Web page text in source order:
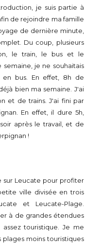
je suis partie à
de rejoindre ma famille
de dernière minute,
Du coup, plusieurs
le train, le bus et le
je ne souhaitais
en bus. En effet, 8h de
bien ma semaine. J'ai
et de trains. J'ai fini par
En effet, il dure 5h,
après le travail, et de
!
sur Leucate pour profiter
ville divisée en trois
et Leucate-Plage.
à de grandes étendues
touristique. Je me
plages moins touristiques